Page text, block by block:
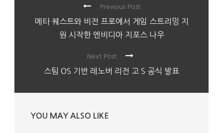
Previous Post
메타 퀘스트와 비전 프로에서 게임 스트리밍 지
원 시작한 엔비디아 지포스 나우
Next Post
스팀 OS 기반 레노버 리전 고 S 공식 발표
YOU MAY ALSO LIKE